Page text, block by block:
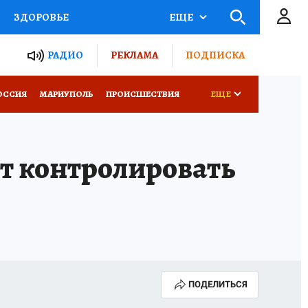
ЗДОРОВЬЕ
РОССИИ
ЕЩЕ
РАДИО РЕКЛАМА ПОДПИСКА
МАРИУПОЛЬ ПРОИСШЕСТВИЯ ЕЩЕ
ПОДЕЛИТЬСЯ